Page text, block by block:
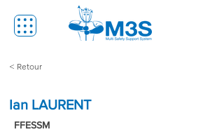
< Retour
Ian LAURENT
FFESSM